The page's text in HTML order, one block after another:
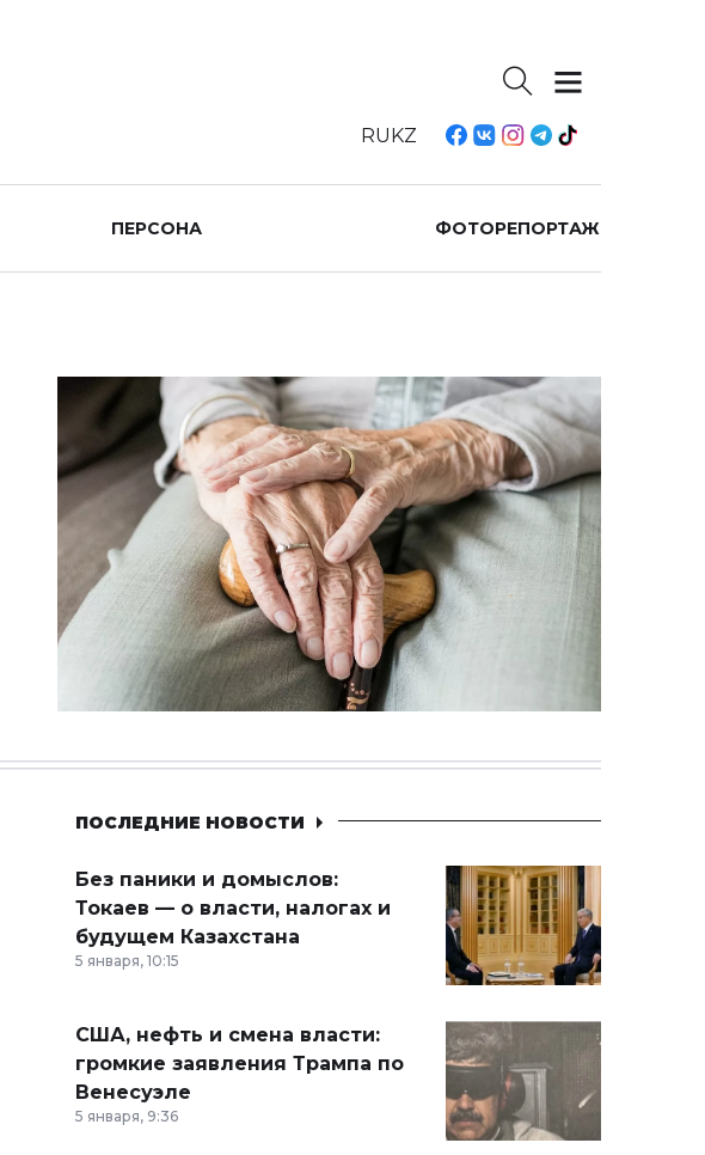
RUKZ
ПЕРСОНА ФОТОРЕПОРТАЖ
ПОСЛЕДНИЕ НОВОСТИ
Без паники и домыслов:
Токаев — о власти, налогах и
будущем Казахстана
5 января, 10:15
США, нефть и смена власти:
громкие заявления Трампа по
Венесуэле
5 января, 9:36